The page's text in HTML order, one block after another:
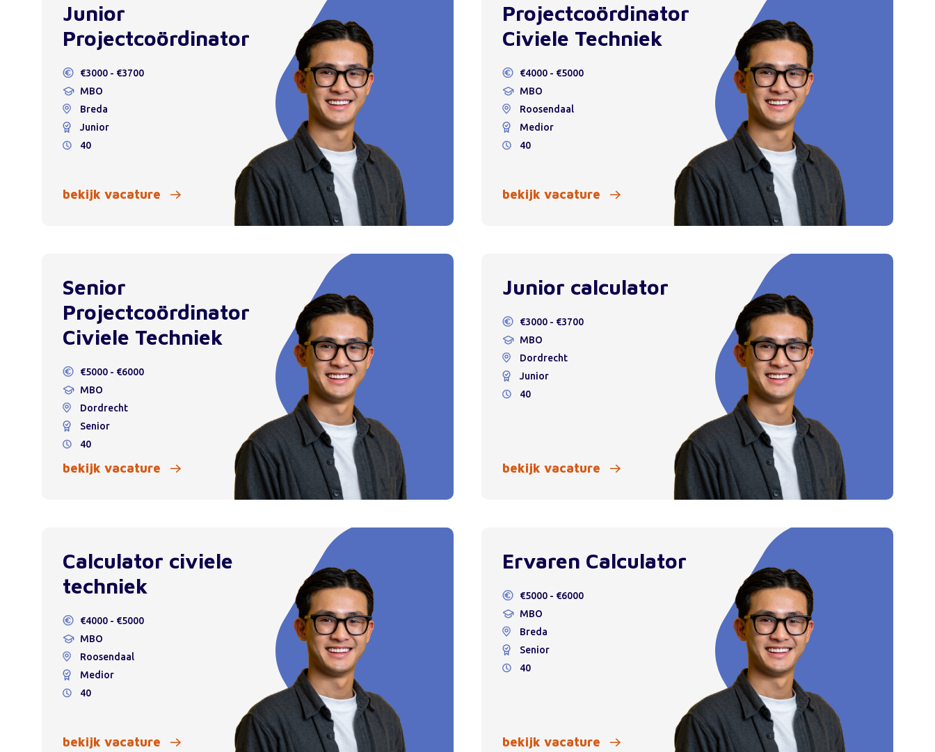
Junior
Projectcoördinator
€3000 - €3700
MBO
Breda
Junior
40
bekijk vacature
Projectcoördinator
Civiele Techniek
€4000 - €5000
MBO
Roosendaal
Medior
40
bekijk vacature
Senior
Projectcoördinator
Civiele Techniek
€5000 - €6000
MBO
Dordrecht
Senior
40
bekijk vacature
Junior calculator
€3000 - €3700
MBO
Dordrecht
Junior
40
bekijk vacature
Calculator civiele
techniek
€4000 - €5000
MBO
Roosendaal
Medior
40
bekijk vacature
Ervaren Calculator
€5000 - €6000
MBO
Breda
Senior
40
bekijk vacature